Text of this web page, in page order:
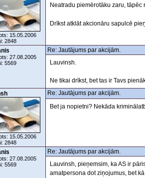
15.05.2006
2848
Neatradu piemērotāku zaru, tāpēc
Drīkst atklāt akcionāru sapulcē
27.08.2005
5569
Re: Jautājums par akcijām.
Lauvinsh.
Ne tikai drīkst, bet tas ir Tavs
15.05.2006
2848
Re: Jautājums par akcijām.
Bet ja nopietni? Nekāda
27.08.2005
5569
Re: Jautājums par akcijām.
Lauvinsh, pieņemsim, ka AS ir
amatpersona dot ziņojumus, bet